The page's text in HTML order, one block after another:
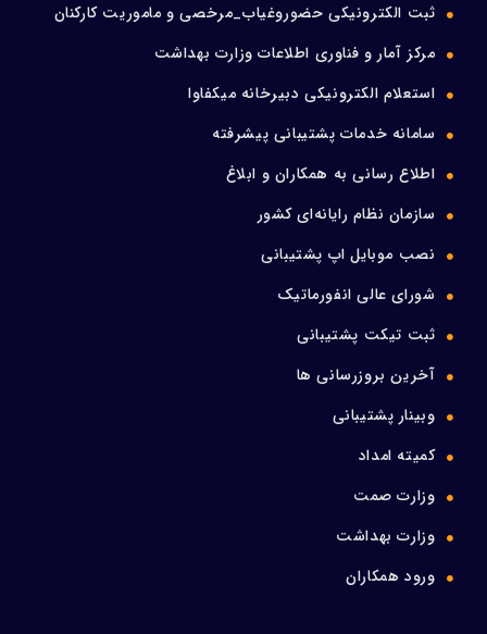
ثبت الکترونیکی حضوروغیاب_مرخصی و ماموریت کارکنان
مرکز آمار و فناوری اطلاعات وزارت بهداشت
استعلام الکترونیکی دبیرخانه میکفاوا
سامانه خدمات پشتیبانی پیشرفته
اطلاع رسانی به همکاران و ابلاغ
سازمان نظام رایانه‌ای کشور
نصب موبایل اپ پشتیبانی
شورای عالی انفورماتیک
ثبت تیکت پشتیبانی
آخرین بروزرسانی ها
وبینار پشتیبانی
کمیته امداد
وزارت صمت
وزارت بهداشت
ورود همکاران